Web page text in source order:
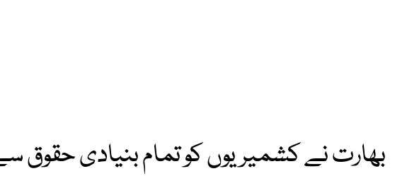
بھارت نے کشمیریوں کو تمام بنیادی حقوق